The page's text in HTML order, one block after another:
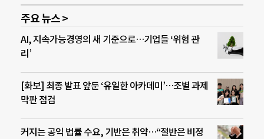
주요 뉴스 >
AI, 지속가능경영의 새 기준으로…기업들 ‘위험 관
리’
[화보] 최종 발표 앞둔 ‘유일한 아카데미’…조별 과제
막판 점검
커지는 공익 법률 수요, 기반은 취약…“절반은 비정